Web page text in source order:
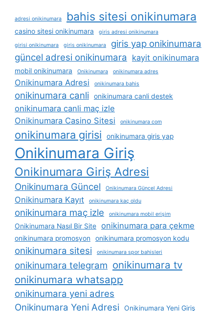
adresi onikinumara bahis sitesi onikinumara
casino sitesi onikinumara giris adresi onikinumara
girisi onikinumara giris onikinumara
giris yap onikinumara
güncel adresi onikinumara
kayit onikinumara
mobil onikinumara Onikinumara onikinumara adres
Onikinumara Adresi onikinumara bahis
onikinumara canli onikinumara canli destek
onikinumara canli maç izle
Onikinumara Casino Sitesi
onikinumara com
onikinumara girisi onikinumara giris yap
Onikinumara Giriş
Onikinumara Giriş Adresi
Onikinumara Güncel Onikinumara Güncel Adresi
Onikinumara Kayıt onikinumara kaç oldu
onikinumara maç izle onikinumara mobil erişim
Onikinumara Nasıl Bir Site onikinumara para çekme
onikinumara promosyon onikinumara promosyon kodu
onikinumara sitesi onikinumara spor bahisleri
onikinumara telegram onikinumara tv
onikinumara whatsapp
onikinumara yeni adres
Onikinumara Yeni Adresi
Onikinumara Yeni Giriş